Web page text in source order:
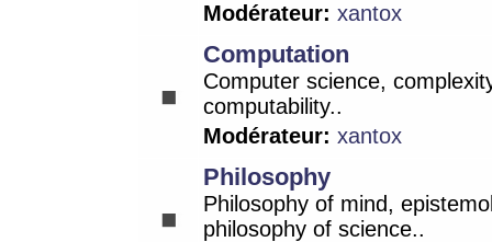
Modérateur: xantox
Computation
Computer science,
computability..
Modérateur: xantox
Philosophy
Philosophy of mind,
philosophy of science..